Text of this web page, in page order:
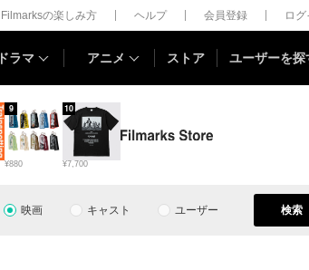
Filmarksの楽しみ方 ヘルプ 会員登録 ログ
ドラマ アニメ ストア ユーザーを探
¥880
9
¥7,700
10
映画 キャスト ユーザー 検索